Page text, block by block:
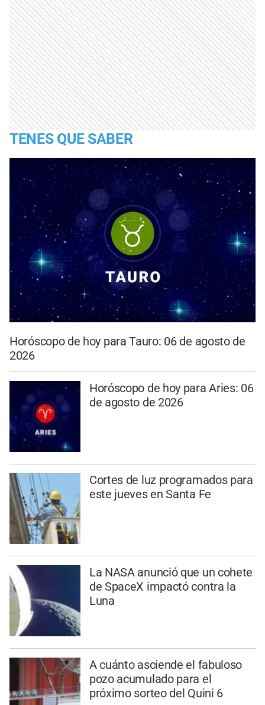
TENES QUE SABER
Horóscopo de hoy para Tauro: 06 de agosto de
2026
Horóscopo de hoy para Aries: 06
de agosto de 2026
Cortes de luz programados para
este jueves en Santa Fe
La NASA anunció que un cohete
de SpaceX impactó contra la
Luna
A cuánto asciende el fabuloso
pozo acumulado para el
próximo sorteo del Quini 6